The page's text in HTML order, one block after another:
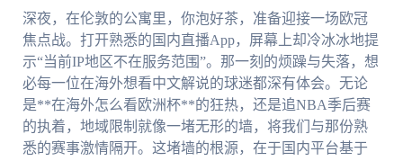
深夜，在伦敦的公寓里，你泡好茶，准备迎接一场欧冠
焦点战。打开熟悉的国内直播App，屏幕上却冷冰冰地提
示“当前IP地区不在服务范围”。那一刻的烦躁与失落，想
必每一位在海外想看中文解说的球迷都深有体会。无论
是**在海外怎么看欧洲杯**的狂热，还是追NBA季后赛
的执着，地域限制就像一堵无形的墙，将我们与那份熟
悉的赛事激情隔开。这堵墙的根源，在于国内平台基于